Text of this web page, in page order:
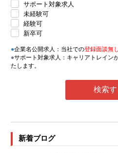
サポート対象求人
未経験可
経験可
新卒可
●企業名公開求人：当社での登録面談無
●サポート対象求人：キャリアトレイン
たします。
新着ブログ